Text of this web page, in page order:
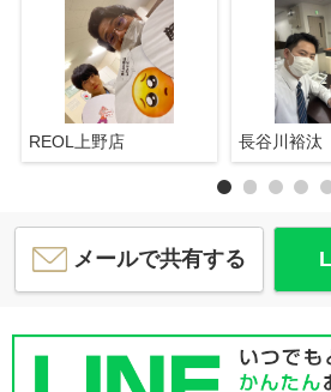
REOL上野店 長谷川裕汰
メールで共有する